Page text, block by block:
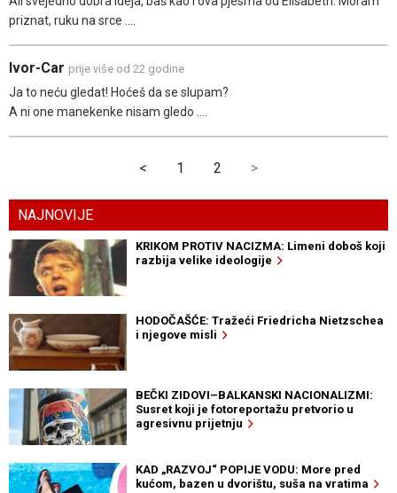
priznat, ruku na srce ....
Ivor-Car prije više od 22 godine
Ja to neću gledat! Hoćeš da se slupam?
A ni one manekenke nisam gledo ....
< 1 2 >
NAJNOVIJE
KRIKOM PROTIV NACIZMA: Limeni doboš koji
razbija velike ideologije
HODOČAŠĆE: Tražeći Friedricha Nietzschea
i njegove misli
BEČKI ZIDOVI–BALKANSKI NACIONALIZMI:
Susret koji je fotoreportažu pretvorio u
agresivnu prijetnju
KAD „RAZVOJ“ POPIJE VODU: More pred
kućom, bazen u dvorištu, suša na vratima